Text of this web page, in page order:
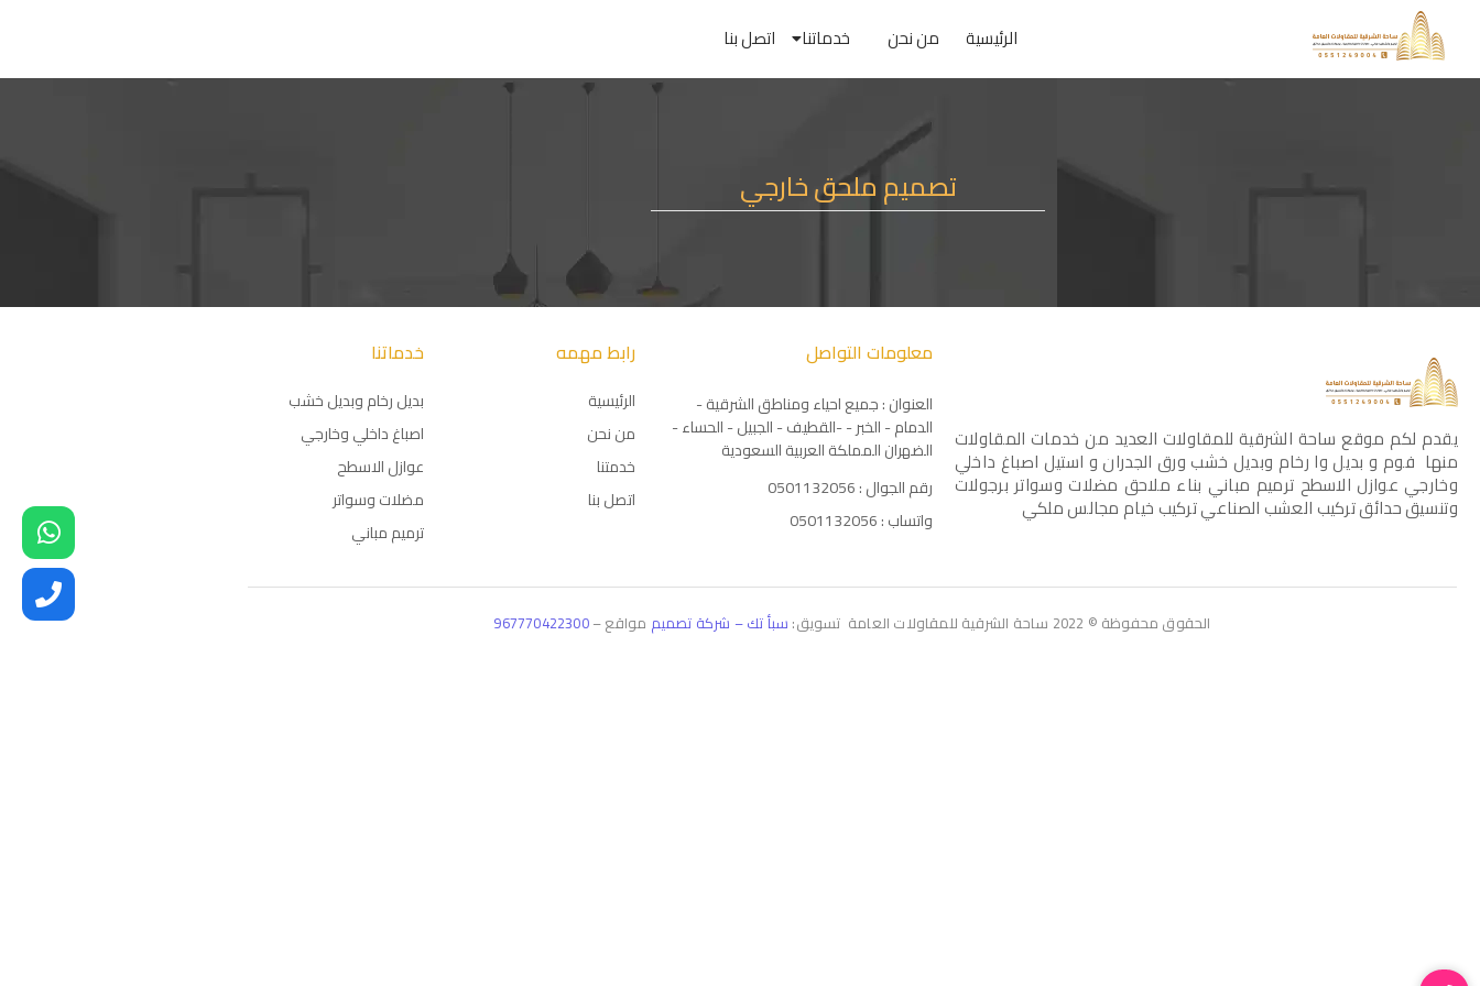
الرئيسية من نحن خدماتنا اتصل بنا
تصميم ملحق خارجي
يقدم لكم موقع ساحة الشرقية للمقاولات العديد من خدمات المقاولات
منها فوم و بديل وا رخام وبديل خشب ورق الجدران و استيل اصباغ داخلي
وخارجي عوازل الاسطح ترميم مباني بناء ملاحق مضلات وسواتر برجولات
وتنسيق حدائق تركيب العشب الصناعي تركيب خيام مجالس ملكي
معلومات التواصل
العنوان : جميع احياء ومناطق الشرقية -
الدمام - الخبر - -القطيف - الجبيل - الحساء -
الضهران المملكة العربية السعودية
رقم الجوال : 0501132056
واتساب : 0501132056
رابط مهمه
الرئيسية
من نحن
خدمتنا
اتصل بنا
خدماتنا
بديل رخام وبديل خشب
اصباغ داخلي وخارجي
عوازل الاسطح
مضلات وسواتر
ترميم مباني
الحقوق محفوظة © 2022 ساحة الشرقية للمقاولات العامة تسويق: سبأ تك – شركة تصميم مواقع –967770422300